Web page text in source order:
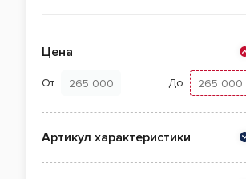
Цена
От До
Артикул характеристики